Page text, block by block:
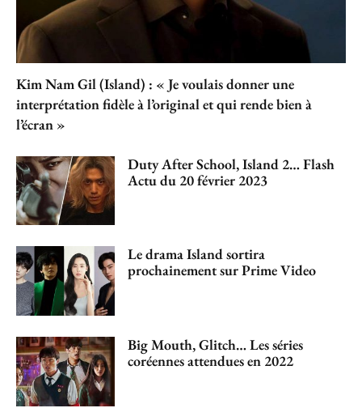
Kim Nam Gil (Island) : « Je voulais donner une
interprétation fidèle à l’original et qui rende bien à
l’écran »
Duty After School, Island 2… Flash
Actu du 20 février 2023
Le drama Island sortira
prochainement sur Prime Video
Big Mouth, Glitch… Les séries
coréennes attendues en 2022